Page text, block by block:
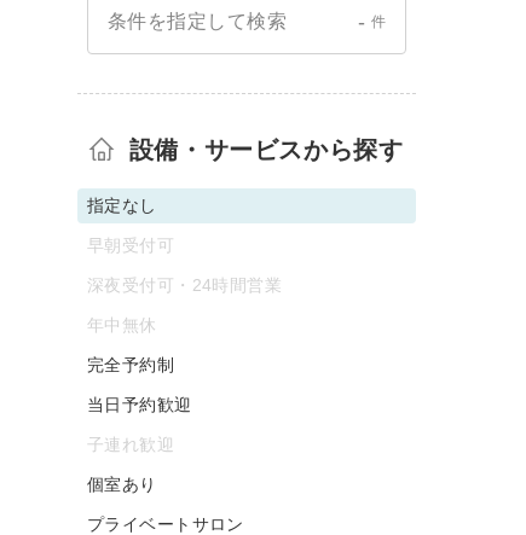
条件を指定して検索 - 件
設備・サービスから探す
指定なし
早朝受付可
深夜受付可・24時間営業
年中無休
完全予約制
当日予約歓迎
子連れ歓迎
個室あり
プライベートサロン